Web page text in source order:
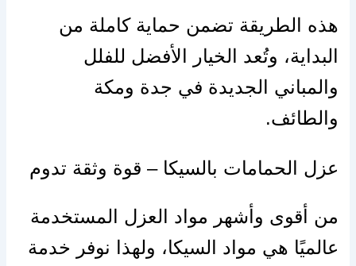
هذه الطريقة تضمن حماية كاملة من
البداية، وتُعد الخيار الأفضل للفلل
والمباني الجديدة في جدة ومكة
والطائف.
عزل الحمامات بالسيكا – قوة وثقة تدوم
من أقوى وأشهر مواد العزل المستخدمة
عالميًا هي مواد السيكا، ولهذا نوفر خدمة